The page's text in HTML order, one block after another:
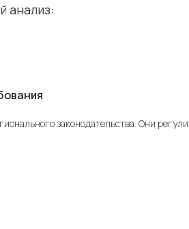
анализ:
законодательства. Они